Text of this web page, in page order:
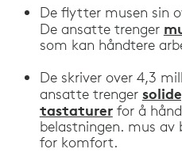
De flytter musen sin
De ansatte trenger
som kan håndtere
De skriver over 4,3
ansatte trenger
tastaturerfor å
belastningen. mus
for komfort.